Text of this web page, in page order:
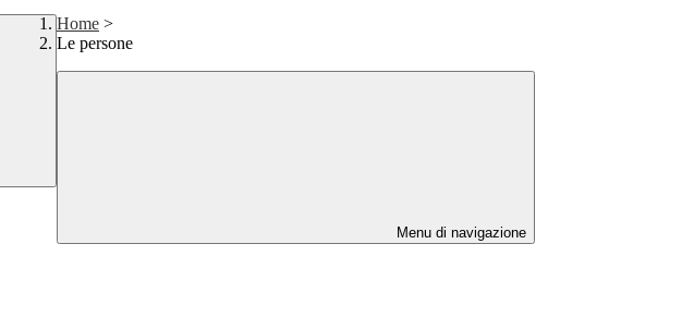
Home >
Le persone
Menu di navigazione